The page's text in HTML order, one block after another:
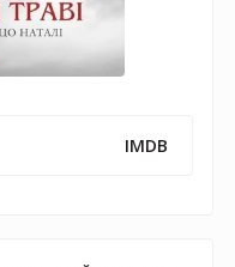
IMDB